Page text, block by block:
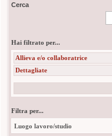
Cerca
Hai filtrato per...
Allieva e/o collaboratrice
Dettagliate
Filtra per...
Luogo lavoro/studio